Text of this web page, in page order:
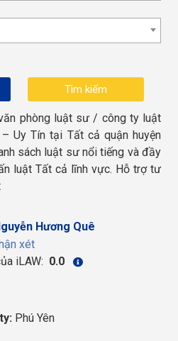
phòng luật sư / công ty luật
Uy Tín tại Tất cả quận huyện
sách luật sư nổi tiếng và đầy
luật Tất cả lĩnh vực. Hỗ trợ tư
Hương Quê
xét
iLAW: 0.0
Phú Yên